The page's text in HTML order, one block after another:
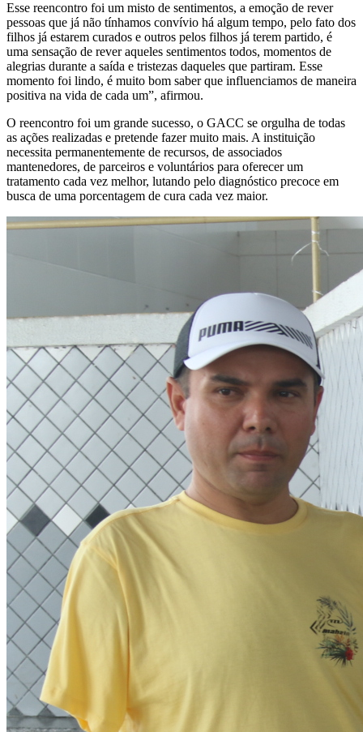
Esse reencontro foi um misto de sentimentos, a emoção de rever
pessoas que já não tínhamos convívio há algum tempo, pelo fato dos
filhos já estarem curados e outros pelos filhos já terem partido, é
uma sensação de rever aqueles sentimentos todos, momentos de
alegrias durante a saída e tristezas daqueles que partiram. Esse
momento foi lindo, é muito bom saber que influenciamos de maneira
positiva na vida de cada um”, afirmou.
O reencontro foi um grande sucesso, o GACC se orgulha de todas
as ações realizadas e pretende fazer muito mais. A instituição
necessita permanentemente de recursos, de associados
mantenedores, de parceiros e voluntários para oferecer um
tratamento cada vez melhor, lutando pelo diagnóstico precoce em
busca de uma porcentagem de cura cada vez maior.